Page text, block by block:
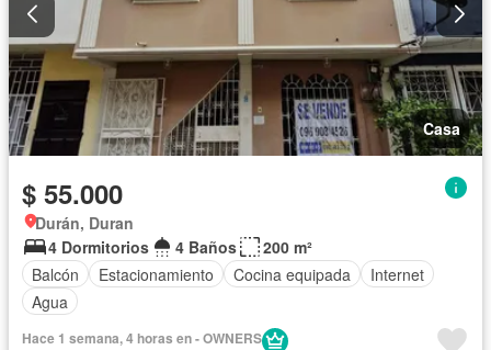
Casa
$ 55.000
Durán, Duran
4 Dormitorios
4 Baños
200 m²
Balcón
Estacionamiento Cocina equipada
Internet
Agua
Hace 1 semana, 4 horas en - OWNERS